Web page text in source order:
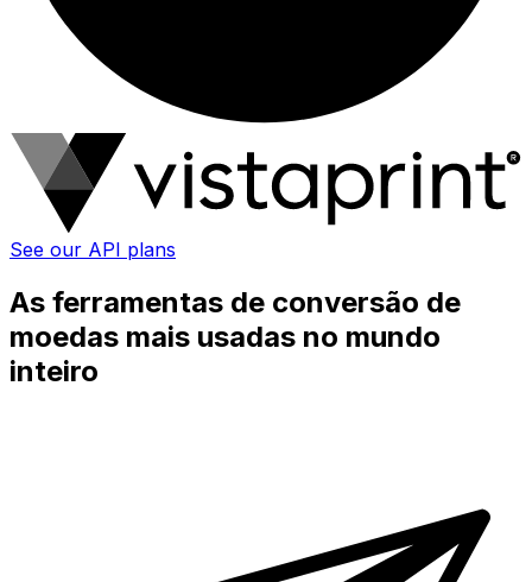
See our API plans
As ferramentas de conversão de
moedas mais usadas no mundo
inteiro